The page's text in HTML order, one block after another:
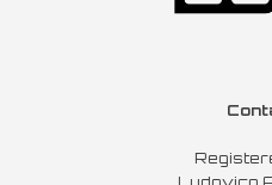
Ludovico